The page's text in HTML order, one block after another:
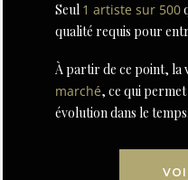
Seul 1 artiste sur 500
qualité requis pour
À partir de ce point, la
marché, ce qui
évolution dans le temps.